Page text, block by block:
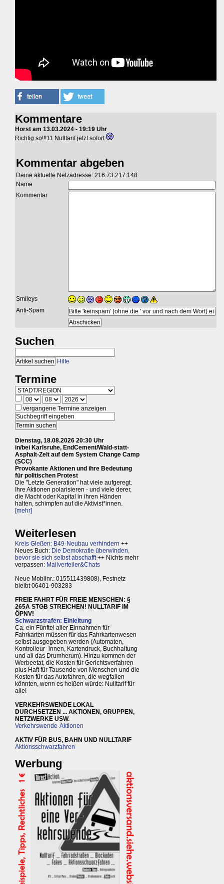
Kommentare
Horst am 13.03.2024 - 19:19 Uhr
Richtig so!!!11 Nulltarif jetzt sofort
Kommentar abgeben
Deine aktuelle Netzadresse: 216.73.217.148
Name
Kommentar
Smileys
Anti-Spam
Suchen
Hilfe
Termine
vergangene Termine anzeigen
Dienstag, 18.08.2026 20:30 Uhr
in/bei Karlsruhe, EndCement/Wald-statt-
Asphalt-Zelt auf dem System Change Camp
(SCC)
Provokante Aktionen und ihre Bedeutung
für politischen Protest
Die "Letzte Generation" hat viele aufgeregt.
Ihre Aktionen polarisieren - und viele derer,
die Macht oder Kapital in ihren Händen
halten, schimpfen auf die Aktivist*innen.
[mehr]
Weiterlesen
Kreis Gießen: B49-Neubau verhindern ++
Neues Buch: Die Demokratie überwinden,
bevor sie sich selbst abschafft++ Nichts mehr
verpassen: Mailverteiler&Chats
Neue Mobilnr.: 015511439808), Festnetz
bleibt 06401-903283
FREIE FAHRT FÜR FREIE MENSCHEN: §
265A STGB STREICHEN! NULLTARIF IM
ÖPNV!
Schwarzstrafen: Einleitung
Ca. ein Fünftel aller Einnahmen für
Fahrkarten müssen für das Fahrkartenwesen
selbst ausgegeben werden (Automaten,
Kontrolleur_innen, Kartendruck, Buchhaltung
und all das Drumherum). Hinzu kommen der
Werbeetat, die Kosten für Gerichtsverfahren
plus Haft für Tausende von Menschen und die
Kosten für das Autofahren, die wegfallen
könnten, wenn es heißen würde: Nulltarif für
alle!
VERKEHRSWENDE LOKAL
DURCHSETZEN ... AKTIONEN, GRUPPEN,
NETZWERKE USW.
Verkehrswende-Aktionen
AKTIV FÜR BUS, BAHN UND NULLTARIF
Aktionsschwarzfahren
Werbung